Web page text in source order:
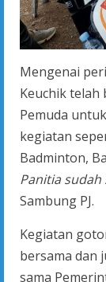
Mengenai
Keuchik
Pemuda
kegiatan
Badminton,
Panitia
Sambung PJ.
Kegiatan
bersama dan
sama